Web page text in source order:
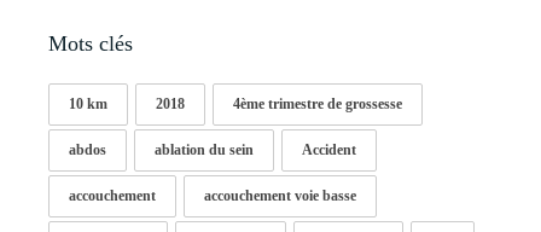
Mots clés
10 km 2018 4ème trimestre de grossesse
abdos ablation du sein Accident
accouchement accouchement voie basse